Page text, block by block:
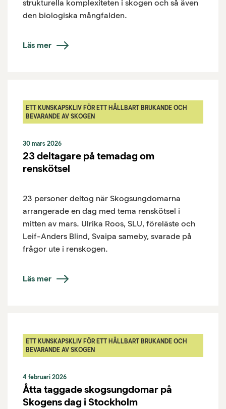
strukturella komplexiteten i skogen och så även
den biologiska mångfalden.
Läs mer
ETT KUNSKAPSKLIV FÖR ETT HÅLLBART BRUKANDE OCH
BEVARANDE AV SKOGEN
30 mars 2026
23 deltagare på temadag om
renskötsel
23 personer deltog när Skogsungdomarna
arrangerade en dag med tema renskötsel i
mitten av mars. Ulrika Roos, SLU, föreläste och
Leif-Anders Blind, Svaipa sameby, svarade på
frågor ute i renskogen.
Läs mer
ETT KUNSKAPSKLIV FÖR ETT HÅLLBART BRUKANDE OCH
BEVARANDE AV SKOGEN
4 februari 2026
Åtta taggade skogsungdomar på
Skogens dag i Stockholm